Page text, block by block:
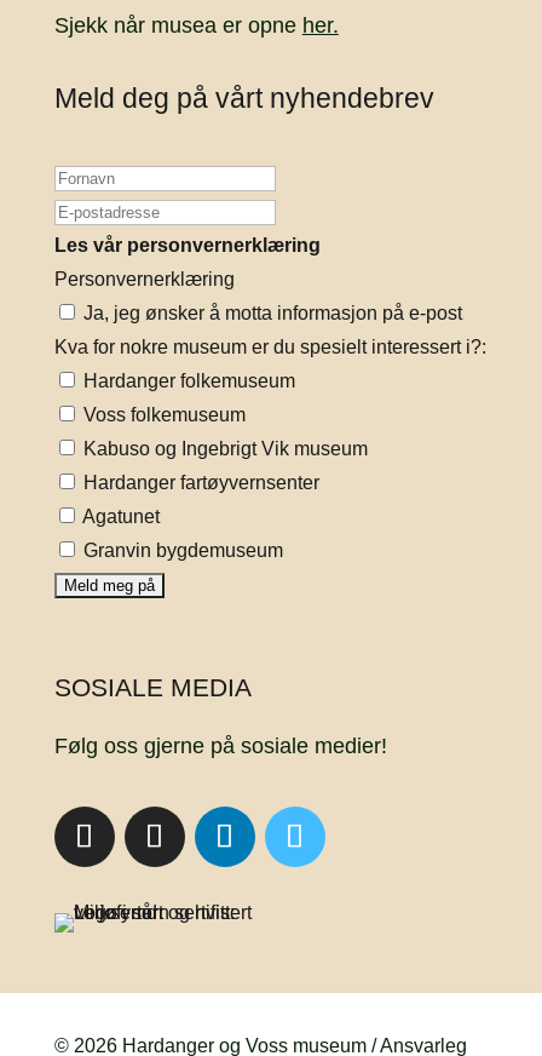
Sjekk når musea er opne her.
Meld deg på vårt nyhendebrev
Les vår personvernerklæring
Personvernerklæring
Ja, jeg ønsker å motta informasjon på e-post
Kva for nokre museum er du spesielt interessert i?:
Hardanger folkemuseum
Voss folkemuseum
Kabuso og Ingebrigt Vik museum
Hardanger fartøyvernsenter
Agatunet
Granvin bygdemuseum
SOSIALE MEDIA
Følg oss gjerne på sosiale medier!
© 2026 Hardanger og Voss museum / Ansvarleg